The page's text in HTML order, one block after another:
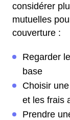
considérer
mutuelles
couverture :
Regarder
base
Choisir
et les frais
Prendre